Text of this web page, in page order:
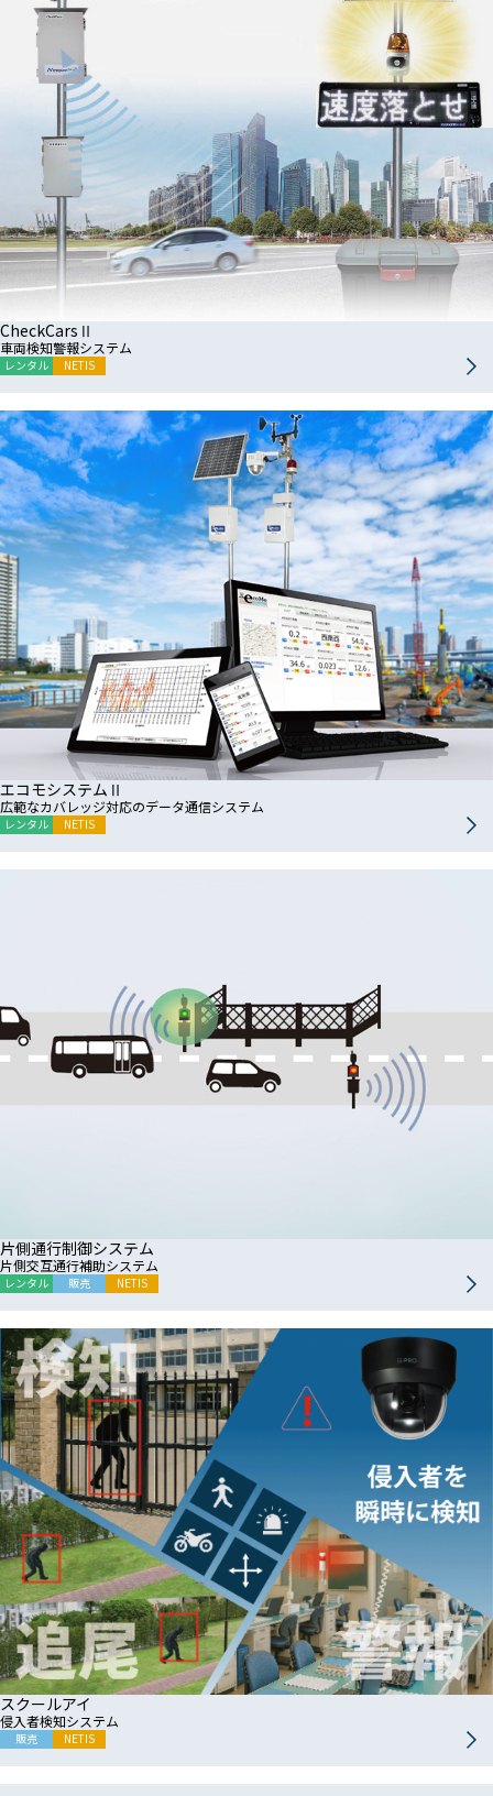
CheckCarsⅡ
車両検知警報システム
レンタル NETIS
エコモシステムⅡ
広範なカバレッジ対応のデータ通信システム
レンタル NETIS
片側通行制御システム
片側交互通行補助システム
レンタル 販売 NETIS
スクールアイ
侵入者検知システム
販売 NETIS